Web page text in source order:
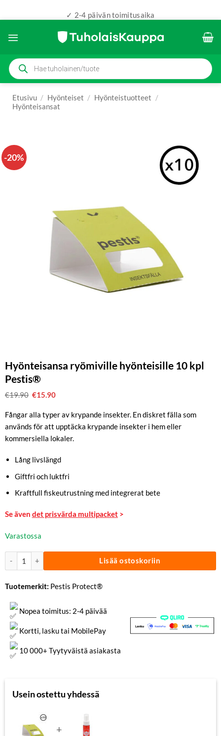
Products
search
Etusivu / Hyönteiset / Hyönteistuotteet /
Hyönteisansat
-20%
Hyönteisansa ryömiville hyönteisille 10 kpl
Pestis®
€19.90 Alkuperäinen
€19.90.
€15.90
€15.90.
Fångar alla typer av krypande insekter. En diskret fälla som
används för att upptäcka krypande insekter i hem eller
kommersiella lokaler.
Lång livslängd
Giftfri och luktfri
Kraftfull fiskeutrustning med integrerat bete
Se även det prisvärda multipacket>
Varastossa
Hyönteisansa ryömiville hyönteisille 10 kpl | Pestis® määrä
Lisää ostoskoriin
Tuotemerkit: Pestis Protect®
Nopea toimitus: 2-4 päivää
Kortti, lasku tai MobilePay
10 000+ Tyytyväistä asiakasta
Usein ostettu yhdessä
+
✓ 2-4 päivän toimitusaika